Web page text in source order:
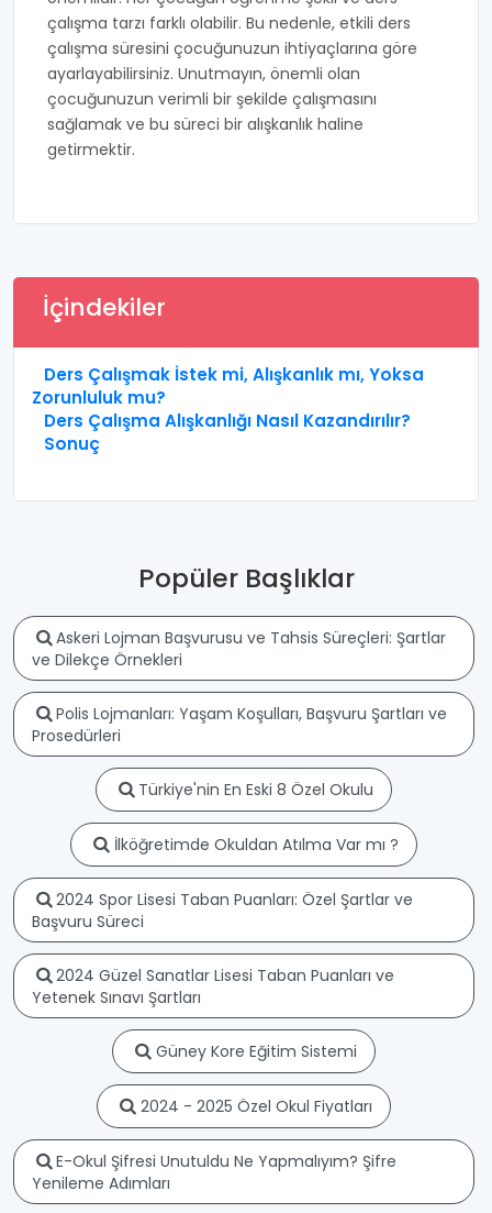
çalışma tarzı farklı olabilir. Bu nedenle, etkili ders
çalışma süresini çocuğunuzun ihtiyaçlarına göre
ayarlayabilirsiniz. Unutmayın, önemli olan
çocuğunuzun verimli bir şekilde çalışmasını
sağlamak ve bu süreci bir alışkanlık haline
getirmektir.
İçindekiler
Ders Çalışmak İstek mi, Alışkanlık mı, Yoksa
Zorunluluk mu?
Ders Çalışma Alışkanlığı Nasıl Kazandırılır?
Sonuç
Popüler Başlıklar
Askeri Lojman Başvurusu ve Tahsis Süreçleri: Şartlar
ve Dilekçe Örnekleri
Polis Lojmanları: Yaşam Koşulları, Başvuru Şartları ve
Prosedürleri
Türkiye'nin En Eski 8 Özel Okulu
İlköğretimde Okuldan Atılma Var mı ?
2024 Spor Lisesi Taban Puanları: Özel Şartlar ve
Başvuru Süreci
2024 Güzel Sanatlar Lisesi Taban Puanları ve
Yetenek Sınavı Şartları
Güney Kore Eğitim Sistemi
2024 - 2025 Özel Okul Fiyatları
E-Okul Şifresi Unutuldu Ne Yapmalıyım? Şifre
Yenileme Adımları